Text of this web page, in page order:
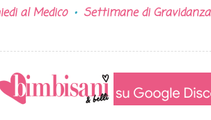
al Medico Settimane di Gravidanza